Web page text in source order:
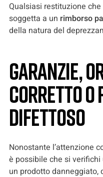
Qualsiasi restituzione
soggetta a un rimborso
della natura del
GARANZIE,
CORRETTO O
DIFETTOSO
Nonostante l’attenzione
è possibile che si
un prodotto danneggiato,